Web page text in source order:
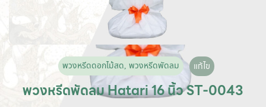
พวงหรีดดอกไม้สด, พวงหรีดพัดลม แก้ไข
พวงหรีดพัดลม Hatari 16 นิ้ว ST-0043